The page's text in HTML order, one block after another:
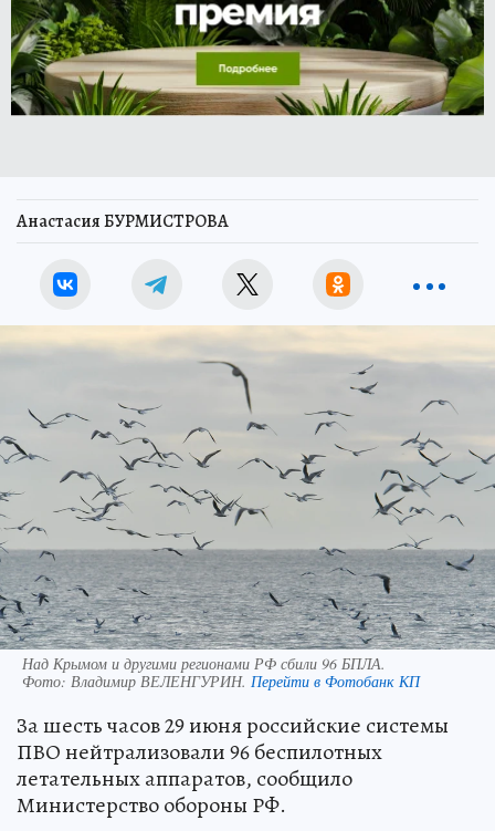
Анастасия БУРМИСТРОВА
Над Крымом и другими регионами РФ сбили 96 БПЛА.
Фото: Владимир ВЕЛЕНГУРИН. Перейти в Фотобанк КП
За шесть часов 29 июня российские системы
ПВО нейтрализовали 96 беспилотных
летательных аппаратов, сообщило
Министерство обороны РФ.